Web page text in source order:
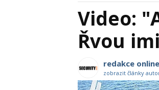
Video:
Řvou
redakce online
zobrazit články